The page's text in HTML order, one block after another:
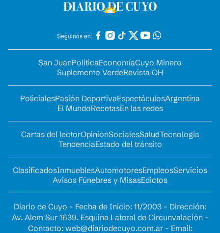
Seguinos en:
San JuanPolíticaEconomíaCuyo Minero
Suplemento VerdeRevista OH
PolicialesPasión DeportivaEspectáculosArgentina
El MundoRecetasEn las redes
Cartas del lectorOpinionSocialesSaludTecnología
TendenciaEstado del tránsito
ClasificadosInmueblesAutomotoresEmpleosServicios
Avisos Fúnebres y MisasEdictos
Diario de Cuyo - Fecha de Inicio: 11/2003 - Dirección:
Av. Alem Sur 1639. Esquina Lateral de Circunvalación -
Contacto: web@diariodecuyo.com.ar- Email: